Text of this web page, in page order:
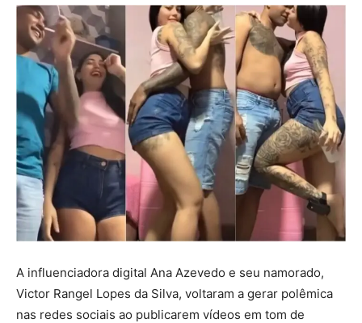
A influenciadora digital Ana Azevedo e seu namorado,
Victor Rangel Lopes da Silva, voltaram a gerar polêmica
nas redes sociais ao publicarem vídeos em tom de